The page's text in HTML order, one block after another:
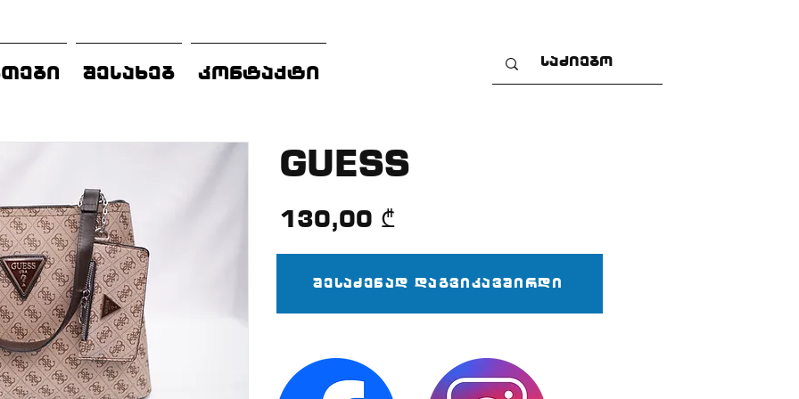
შესახებ კონტაქტი
GUESS
130,00 ₾Price
დაგვიკავშირდი
შესაძენად დაგვიკავშირდი